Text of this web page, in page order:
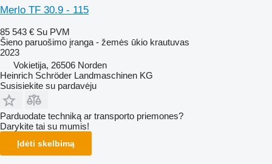
Merlo TF 30.9 - 115
85 543 € Su PVM
Šieno paruošimo įranga - žemės ūkio krautuvas
2023
Vokietija, 26506 Norden
Heinrich Schröder Landmaschinen KG
Susisiekite su pardavėju
Parduodate techniką ar transporto priemones?
Darykite tai su mumis!
Įdėti skelbimą